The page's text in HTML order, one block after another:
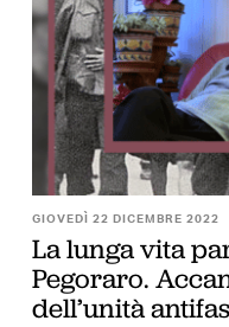
GIOVEDÌ 22 DICEMBRE 2022
La lunga vita
Pegoraro.
dell’unità